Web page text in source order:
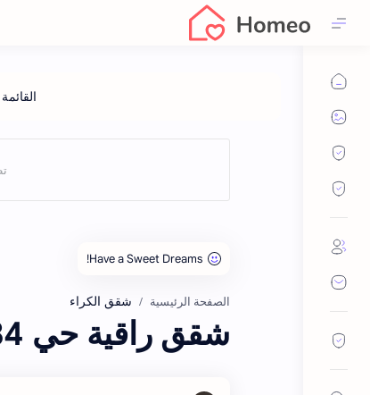
الصفحة الرئيسية شقق الكراء
شقق راقية حي 84 شارع الوكالة مساحتها 94